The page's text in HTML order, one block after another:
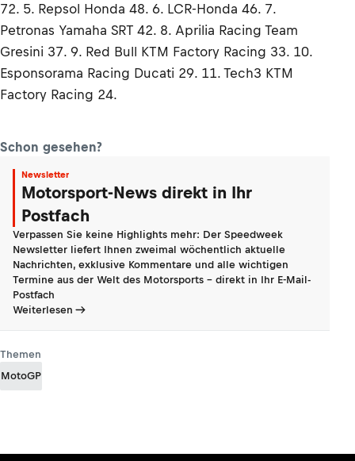
72. 5. Repsol Honda 48. 6. LCR-Honda 46. 7.
Petronas Yamaha SRT 42. 8. Aprilia Racing Team
Gresini 37. 9. Red Bull KTM Factory Racing 33. 10.
Esponsorama Racing Ducati 29. 11. Tech3 KTM
Factory Racing 24.
Schon gesehen?
Newsletter
Motorsport-News direkt in Ihr
Postfach
Verpassen Sie keine Highlights mehr: Der Speedweek
Newsletter liefert Ihnen zweimal wöchentlich aktuelle
Nachrichten, exklusive Kommentare und alle wichtigen
Termine aus der Welt des Motorsports - direkt in Ihr E-Mail-
Postfach
Weiterlesen
Themen
MotoGP